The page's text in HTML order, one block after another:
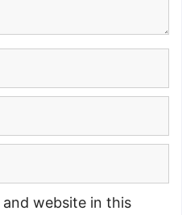
and website in this